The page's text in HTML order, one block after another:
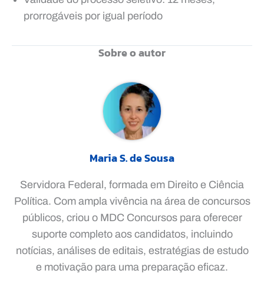
prorrogáveis por igual período
Sobre o autor
Maria S. de Sousa
Servidora Federal, formada em Direito e Ciência
Política. Com ampla vivência na área de concursos
públicos, criou o MDC Concursos para oferecer
suporte completo aos candidatos, incluindo
notícias, análises de editais, estratégias de estudo
e motivação para uma preparação eficaz.